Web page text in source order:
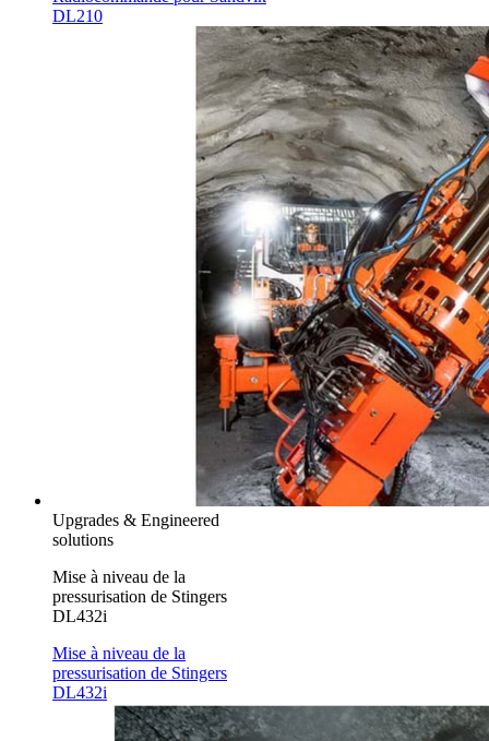
DL210
Upgrades & Engineered
solutions
Mise à niveau de la
pressurisation de Stingers
DL432i
Mise à niveau de la
pressurisation de Stingers
DL432i